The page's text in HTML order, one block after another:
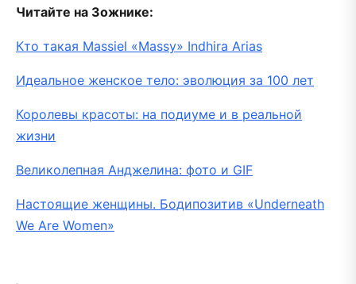
Читайте на Зожнике:
Кто такая Massiel «Massy» Indhira Arias
Идеальное женское тело: эволюция за 100 лет
Королевы красоты: на подиуме и в реальной
жизни
Великолепная Анджелина: фото и GIF
Настоящие женщины. Бодипозитив «Underneath
We Are Women»